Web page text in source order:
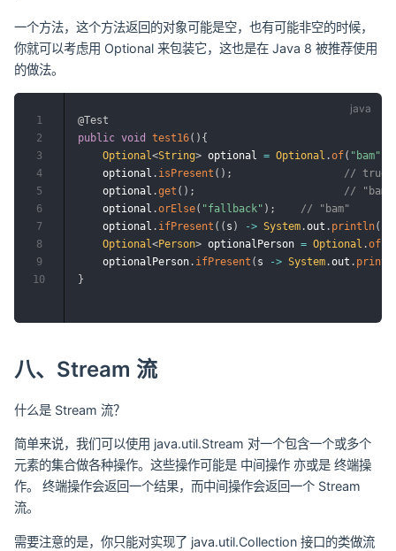
一个方法，这个方法返回的对象可能是空，也有可能非空的时候，
你就可以考虑用 Optional 来包装它，这也是在 Java 8 被推荐使用
的做法。
@Test
public void test16( ) {
Optional<String> optional = Optional .of( "bam"
    optional
. isPresent ( ) ;
// true
    optional
.get ( ) ;
// "bam"
    optional
.orElse( "fallback" ) ;
// "bam"
    optional
. ifPresent ( ( s ) -> System .out . println(
Optional<Person> optionalPerson = Optional .of
    optionalPerson
. ifPresent ( s -> System .out .
}
1
2
3
4
5
6
7
8
9
10
八、Stream 流
什么是 Stream 流？
简单来说，我们可以使用 java.util.Stream 对一个包含一个或多个
元素的集合做各种操作。这些操作可能是 中间操作 亦或是 终端操
作。 终端操作会返回一个结果，而中间操作会返回一个 Stream
流。
需要注意的是，你只能对实现了 java.util.Collection 接口的类做流